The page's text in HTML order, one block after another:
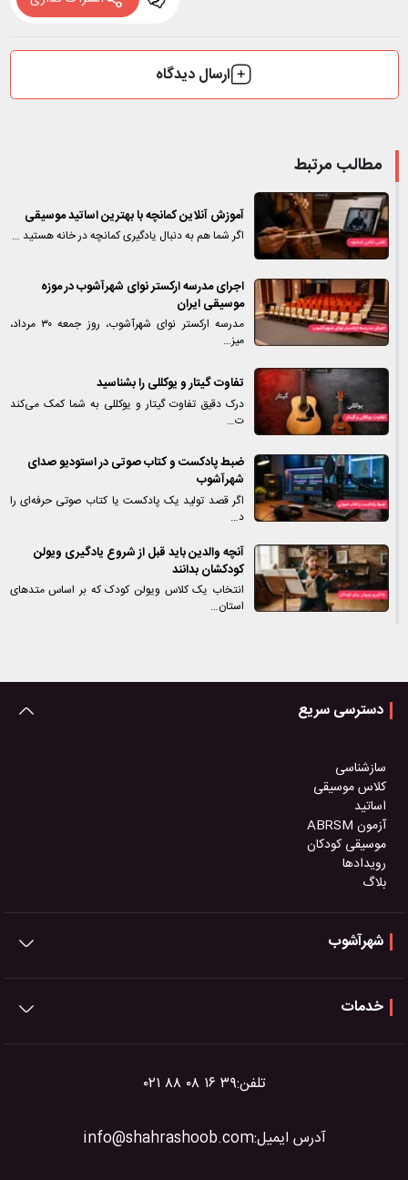
ارسال دیدگاه
مطالب مرتبط
آموزش آنلاین کمانچه با بهترین اساتید موسیقی
اگر شما هم به دنبال یادگیری کمانچه در خانه هستید …
اجرای مدرسه ارکستر نوای شهرآشوب در موزه
موسیقی ایران
مدرسه ارکستر نوای شهرآشوب، روز جمعه ۳۰ مرداد،
میز…
تفاوت گیتار و یوکللی را بشناسید
درک دقیق تفاوت گیتار و یوکللی به شما کمک می‌کند
ت…
ضبط پادکست و کتاب صوتی در استودیو صدای
شهرآشوب
اگر قصد تولید یک پادکست یا کتاب صوتی حرفه‌ای را
د…
آنچه والدین باید قبل از شروع یادگیری ویولن
کودکشان بدانند
انتخاب یک کلاس ویولن کودک که بر اساس متدهای
استان…
تلفن:۰۲۱ ۸۸ ۰۸ ۱۶ ۳۹
آدرس ایمیل:info@shahrashoob.com
دسترسی سریع
سازشناسی
کلاس موسیقی
اساتید
آزمون ABRSM
موسیقی کودکان
رویدادها
بلاگ
شهرآشوب
خدمات